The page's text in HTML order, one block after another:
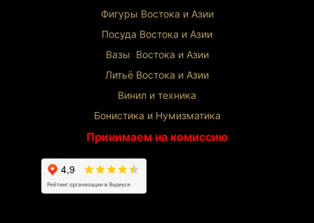
Фигуры Востока и Азии
Посуда Востока и Азии
Вазы Востока и Азии
Литьё Востока и Азии
Винил и техника
Бонистика и Нумизматика
Принимаем на комиссию